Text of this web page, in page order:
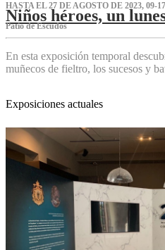
HASTA EL 27 DE AGOSTO DE 2023, 09-
Niños héroes, un
Patio de Escudos
En esta exposición temporal
muñecos de fieltro, los sucesos y
Exposiciones actuales